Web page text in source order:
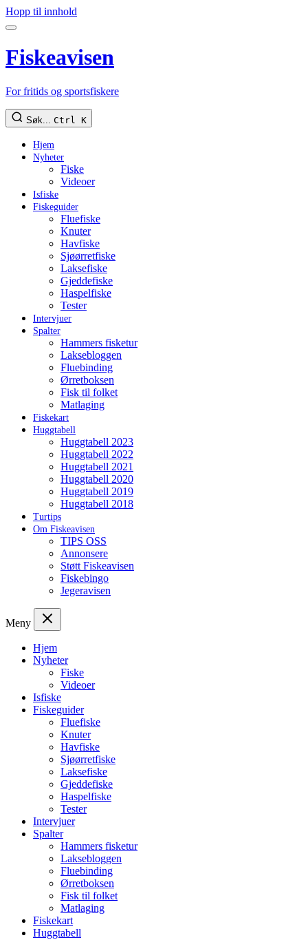
Hopp til innhold
Fiskeavisen
For fritids og sportsfiskere
Søk... Ctrl K
Hjem
Nyheter
Fiske
Videoer
Isfiske
Fiskeguider
Fluefiske
Knuter
Havfiske
Sjøørretfiske
Laksefiske
Gjeddefiske
Haspelfiske
Tester
Intervjuer
Spalter
Hammers fisketur
Laksebloggen
Fluebinding
Ørretboksen
Fisk til folket
Matlaging
Fiskekart
Huggtabell
Huggtabell 2023
Huggtabell 2022
Huggtabell 2021
Huggtabell 2020
Huggtabell 2019
Huggtabell 2018
Turtips
Om Fiskeavisen
TIPS OSS
Annonsere
Støtt Fiskeavisen
Fiskebingo
Jegeravisen
Meny
Hjem
Nyheter
Fiske
Videoer
Isfiske
Fiskeguider
Fluefiske
Knuter
Havfiske
Sjøørretfiske
Laksefiske
Gjeddefiske
Haspelfiske
Tester
Intervjuer
Spalter
Hammers fisketur
Laksebloggen
Fluebinding
Ørretboksen
Fisk til folket
Matlaging
Fiskekart
Huggtabell